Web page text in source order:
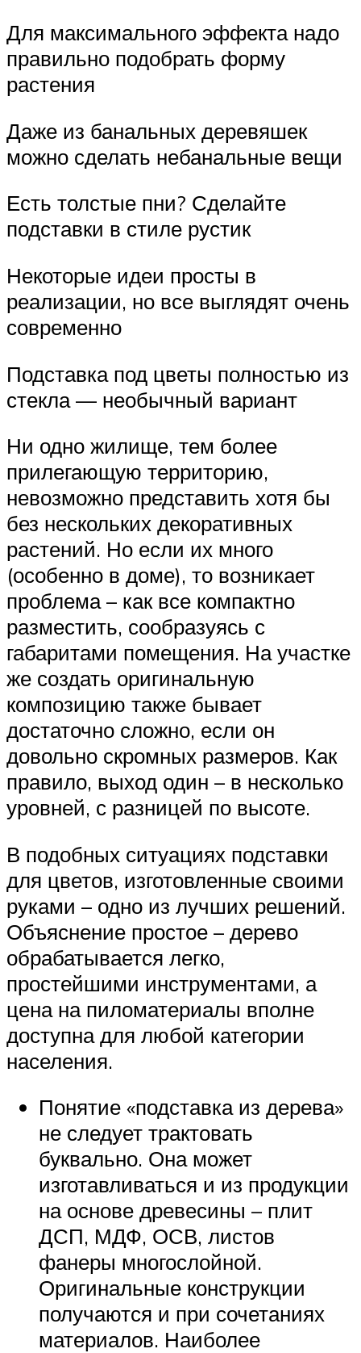
Для максимального эффекта надо
правильно подобрать форму
растения
Даже из банальных деревяшек
можно сделать небанальные вещи
Есть толстые пни? Сделайте
подставки в стиле рустик
Некоторые идеи просты в
реализации, но все выглядят очень
современно
Подставка под цветы полностью из
стекла — необычный вариант
Ни одно жилище, тем более
прилегающую территорию,
невозможно представить хотя бы
без нескольких декоративных
растений. Но если их много
(особенно в доме), то возникает
проблема – как все компактно
разместить, сообразуясь с
габаритами помещения. На участке
же создать оригинальную
композицию также бывает
достаточно сложно, если он
довольно скромных размеров. Как
правило, выход один – в несколько
уровней, с разницей по высоте.
В подобных ситуациях подставки
для цветов, изготовленные своими
руками – одно из лучших решений.
Объяснение простое – дерево
обрабатывается легко,
простейшими инструментами, а
цена на пиломатериалы вполне
доступна для любой категории
населения.
Понятие «подставка из дерева»
не следует трактовать
буквально. Она может
изготавливаться и из продукции
на основе древесины – плит
ДСП, МДФ, ОСВ, листов
фанеры многослойной.
Оригинальные конструкции
получаются и при сочетаниях
материалов. Наиболее